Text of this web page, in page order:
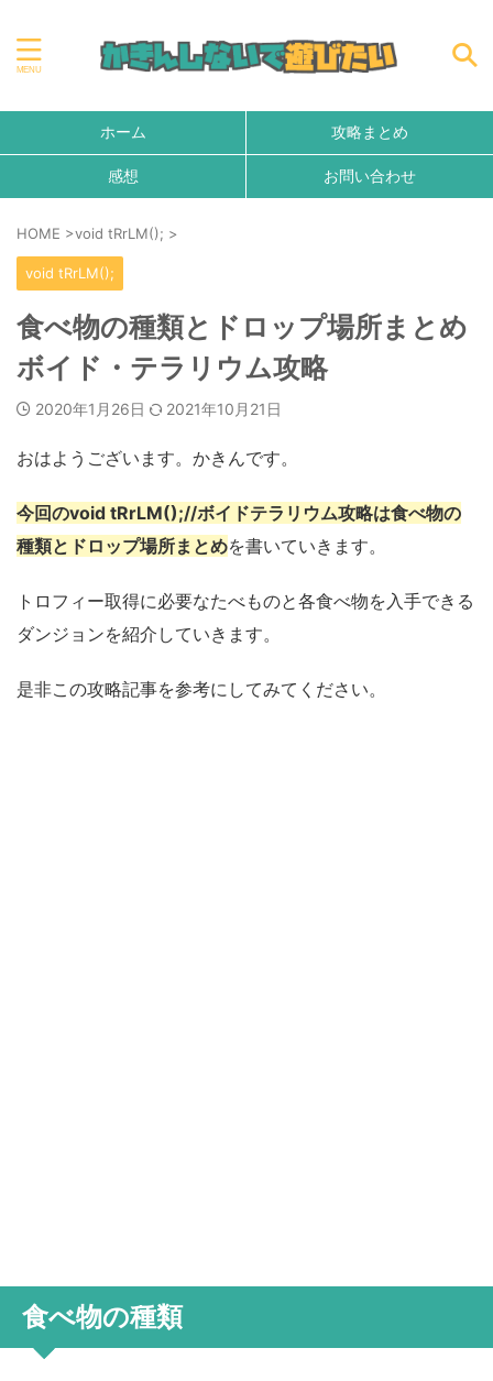
ホーム 攻略まとめ
感想 お問い合わせ
HOME >void tRrLM(); >
void tRrLM();
食べ物の種類とドロップ場所まとめ
ボイド・テラリウム攻略
2020年1月26日 2021年10月21日
おはようございます。かきんです。
今回のvoid tRrLM();//ボイドテラリウム攻略は食べ物の
種類とドロップ場所まとめを書いていきます。
トロフィー取得に必要なたべものと各食べ物を入手できる
ダンジョンを紹介していきます。
是非この攻略記事を参考にしてみてください。
食べ物の種類